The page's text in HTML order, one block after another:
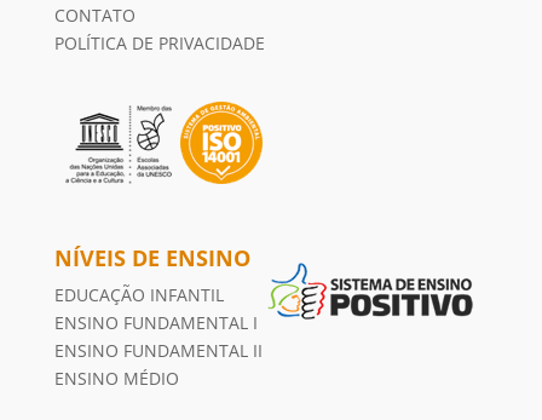
CONTATO
POLÍTICA DE PRIVACIDADE
NÍVEIS DE ENSINO
EDUCAÇÃO INFANTIL
ENSINO FUNDAMENTAL I
ENSINO FUNDAMENTAL II
ENSINO MÉDIO